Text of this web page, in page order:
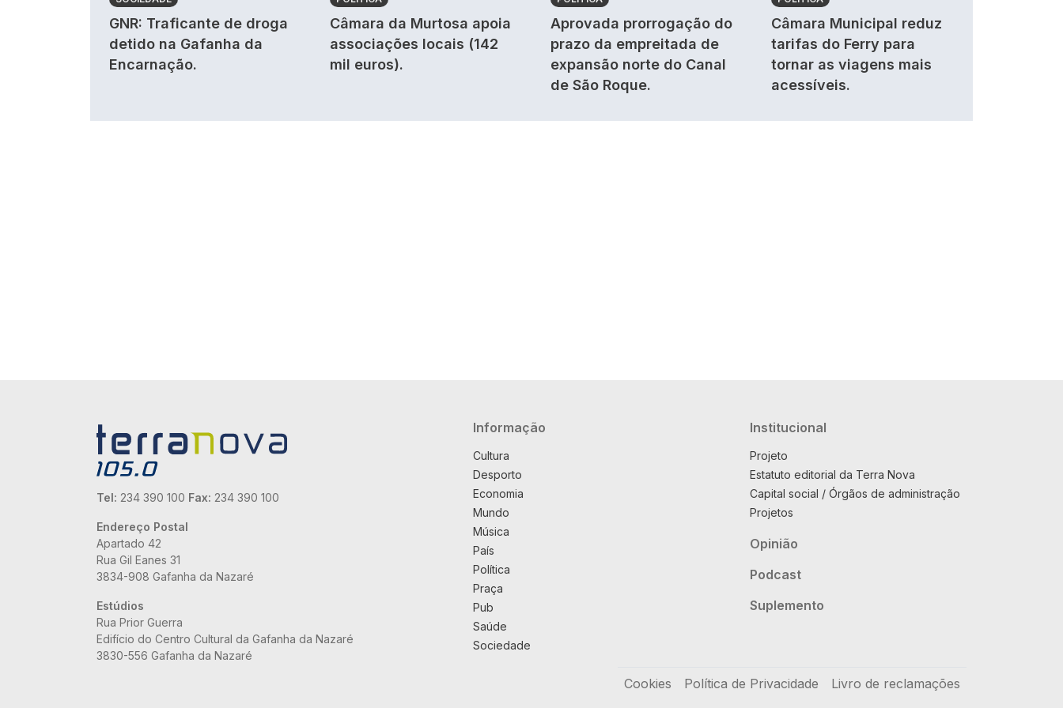
GNR: Traficante de droga
detido na Gafanha da
Encarnação.
Câmara da Murtosa apoia
associações locais (142
mil euros).
Aprovada prorrogação do
prazo da empreitada de
expansão norte do Canal
de São Roque.
Câmara Municipal reduz
tarifas do Ferry para
tornar as viagens mais
acessíveis.
Tel: 234 390 100 Fax: 234 390 100
Endereço Postal
Apartado 42
Rua Gil Eanes 31
3834-908 Gafanha da Nazaré
Estúdios
Rua Prior Guerra
Edifício do Centro Cultural da Gafanha da Nazaré
3830-556 Gafanha da Nazaré
Navegação principal
Informação
Cultura
Desporto
Economia
Mundo
Música
País
Política
Praça
Pub
Saúde
Sociedade
Institucional
Projeto
Estatuto editorial da Terra Nova
Capital social / Órgãos de administração
Projetos
Opinião
Podcast
Suplemento
Cookies Política de Privacidade Livro de reclamações